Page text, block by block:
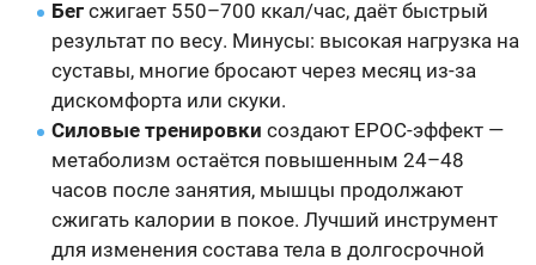
Бег сжигает 550–700 ккал/час, даёт быстрый
результат по весу. Минусы: высокая нагрузка на
суставы, многие бросают через месяц из-за
дискомфорта или скуки.
Силовые тренировки создают EPOC-эффект —
метаболизм остаётся повышенным 24–48
часов после занятия, мышцы продолжают
сжигать калории в покое. Лучший инструмент
для изменения состава тела в долгосрочной